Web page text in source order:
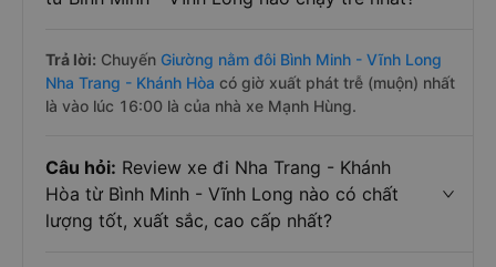
Trả lời: Chuyến Giường nằm đôi Bình Minh - Vĩnh Long
Nha Trang - Khánh Hòa có giờ xuất phát trễ (muộn) nhất
là vào lúc 16:00 là của nhà xe Mạnh Hùng.
Câu hỏi: Review xe đi Nha Trang - Khánh
Hòa từ Bình Minh - Vĩnh Long nào có chất
lượng tốt, xuất sắc, cao cấp nhất?